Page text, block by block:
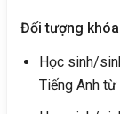
Đối tượng
Học sinh/
Tiếng Anh